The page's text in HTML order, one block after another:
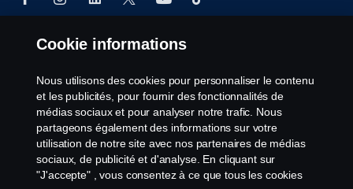
CV AB (publ), SE-151 87 Södertälje, Sweden, Tel:
+46-8-55 38 10 00, Fax: +46-8-55 38 10 37.
Cookie informations
Nous utilisons des cookies pour personnaliser le contenu
et les publicités, pour fournir des fonctionnalités de
médias sociaux et pour analyser notre trafic. Nous
partageons également des informations sur votre
utilisation de notre site avec nos partenaires de médias
sociaux, de publicité et d'analyse. En cliquant sur
"J'accepte" , vous consentez à ce que tous les cookies